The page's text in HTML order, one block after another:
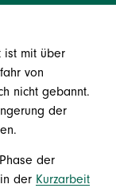
ist mit über
von
nicht gebannt.
der
der
der Kurzarbeit